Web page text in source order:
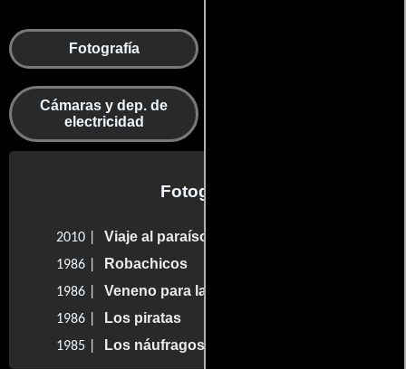
Fotografía
Cámaras y dep. de
electricidad
Fotografia
2010 | Viaje al paraíso
1986 | Robachicos
1986 | Veneno para las hadas
1986 | Los piratas
1985 | Los náufragos del Liguria